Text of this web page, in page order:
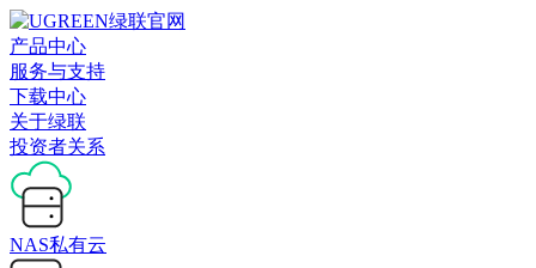
产品中心
服务与支持
下载中心
关于绿联
投资者关系
NAS私有云